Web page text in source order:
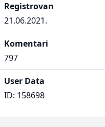
Registrovan
21.06.2021.
Komentari
797
User Data
ID: 158698